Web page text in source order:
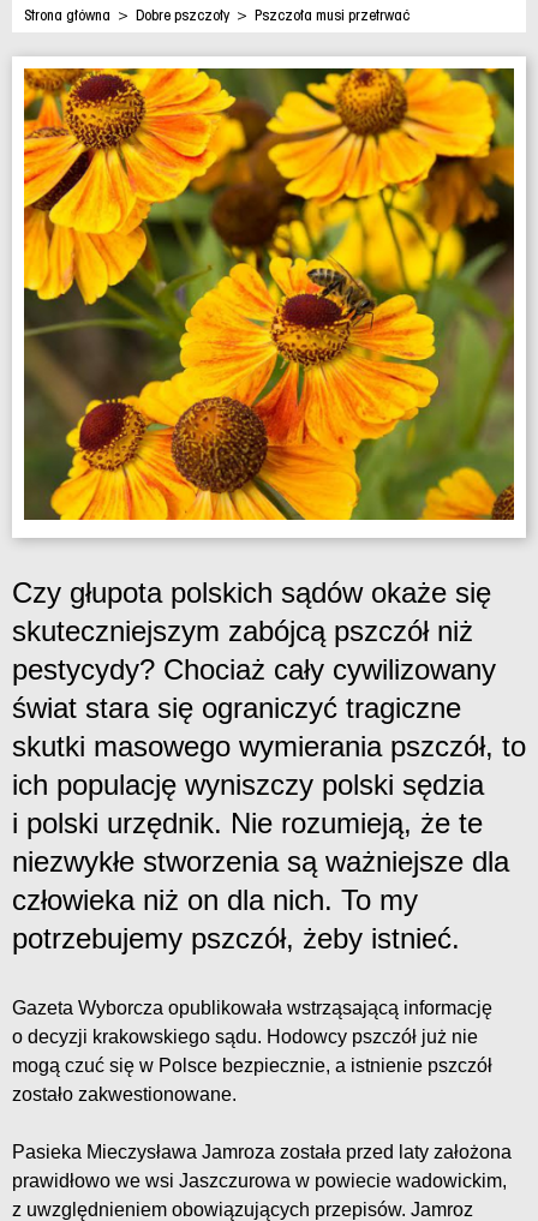
Strona główna > Dobre pszczoły > Pszczoła musi przetrwać
Czy głupota polskich sądów okaże się
skuteczniejszym zabójcą pszczół niż
pestycydy? Chociaż cały cywilizowany
świat stara się ograniczyć tragiczne
skutki masowego wymierania pszczół, to
ich populację wyniszczy polski sędzia
i polski urzędnik. Nie rozumieją, że te
niezwykłe stworzenia są ważniejsze dla
człowieka niż on dla nich. To my
potrzebujemy pszczół, żeby istnieć.
Gazeta Wyborcza opublikowała wstrząsającą informację
o decyzji krakowskiego sądu. Hodowcy pszczół już nie
mogą czuć się w Polsce bezpiecznie, a istnienie pszczół
zostało zakwestionowane.
Pasieka Mieczysława Jamroza została przed laty założona
prawidłowo we wsi Jaszczurowa w powiecie wadowickim,
z uwzględnieniem obowiązujących przepisów. Jamroz